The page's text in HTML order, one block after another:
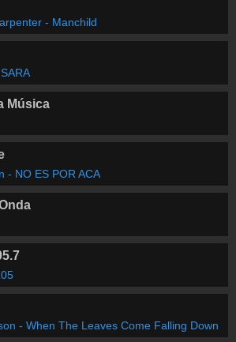
- Manchild
Música
- NO ES POR ACA
- When The Leaves Come Falling Down